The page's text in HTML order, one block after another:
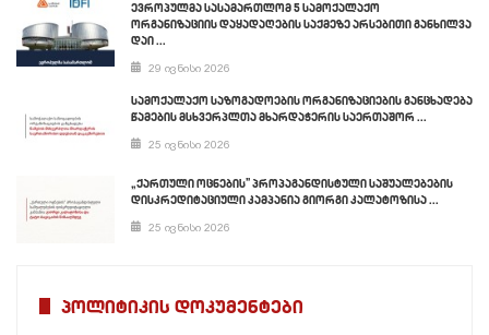
ევროპულმა სასამართლომ 5 სამოქალაქო
ორგანიზაციის დაყადაღების საქმეზე არსებითი განხილვა
დაი ...
29 ივნისი 2026
სამოქალაქო საზოგადოების ორგანიზაციების განცხადება
წამების მსხვერპლთა მხარდაჭერის საერთაშორ ...
25 ივნისი 2026
„ქართული ოცნების” პროპაგანდისტული საშუალებების
დისკრედიტაციული კამპანია გიორგი კალატოზისა ...
25 ივნისი 2026
პოლიტიკის დოკუმენტები